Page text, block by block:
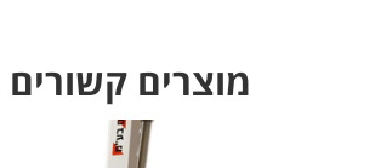
מוצרים קשורים